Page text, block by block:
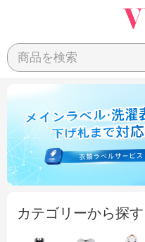
商品を検索
カテゴリーから探す